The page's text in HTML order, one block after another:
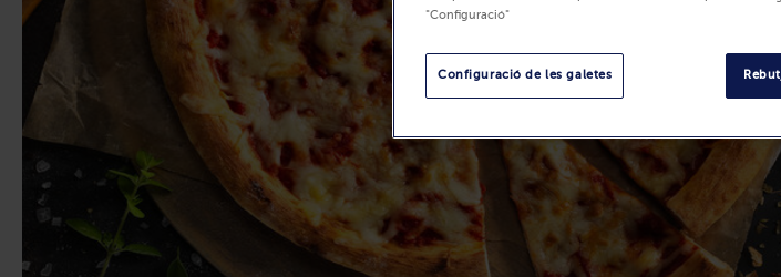
"Configuració"
Configuració de les galetes